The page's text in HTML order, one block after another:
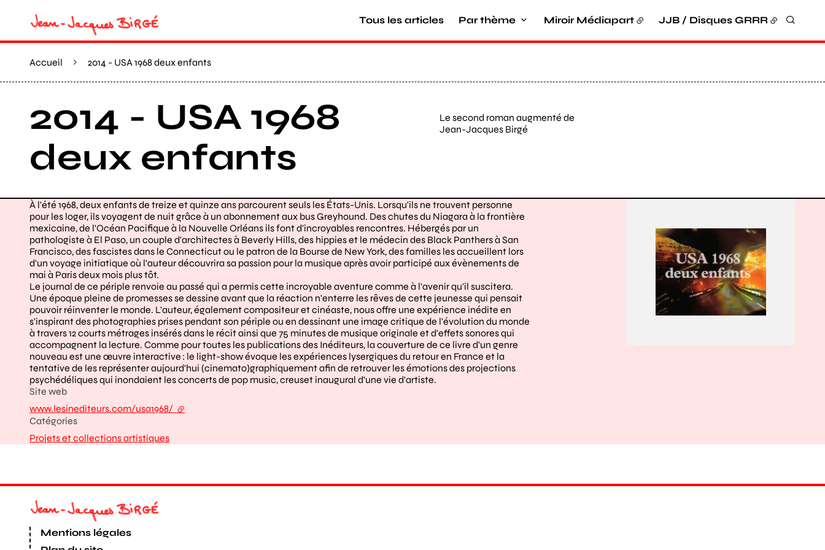
Tous les articles Par thème Miroir Médiapart JJB / Disques GRRR
Accueil 2014 - USA 1968 deux enfants
2014 - USA 1968
deux enfants
Le second roman augmenté de
Jean-Jacques Birgé
À l'été 1968, deux enfants de treize et quinze ans parcourent seuls les États-Unis. Lorsqu'ils ne trouvent personne
pour les loger, ils voyagent de nuit grâce à un abonnement aux bus Greyhound. Des chutes du Niagara à la frontière
mexicaine, de l'Océan Pacifique à la Nouvelle Orléans ils font d'incroyables rencontres. Hébergés par un
pathologiste à El Paso, un couple d'architectes à Beverly Hills, des hippies et le médecin des Black Panthers à San
Francisco, des fascistes dans le Connecticut ou le patron de la Bourse de New York, des familles les accueillent lors
d'un voyage initiatique où l'auteur découvrira sa passion pour la musique après avoir participé aux évènements de
mai à Paris deux mois plus tôt.
Le journal de ce périple renvoie au passé qui a permis cette incroyable aventure comme à l'avenir qu'il suscitera.
Une époque pleine de promesses se dessine avant que la réaction n'enterre les rêves de cette jeunesse qui pensait
pouvoir réinventer le monde. L'auteur, également compositeur et cinéaste, nous offre une expérience inédite en
s'inspirant des photographies prises pendant son périple ou en dessinant une image critique de l'évolution du monde
à travers 12 courts métrages insérés dans le récit ainsi que 75 minutes de musique originale et d'effets sonores qui
accompagnent la lecture. Comme pour toutes les publications des Inéditeurs, la couverture de ce livre d'un genre
nouveau est une œuvre interactive : le light-show évoque les expériences lysergiques du retour en France et la
tentative de les représenter aujourd'hui (cinemato)graphiquement afin de retrouver les émotions des projections
psychédéliques qui inondaient les concerts de pop music, creuset inaugural d'une vie d'artiste.
Catégories
Projets et collections artistiques
Site web
www.lesinediteurs.com/usa1968/ - lien externe
Mentions légales